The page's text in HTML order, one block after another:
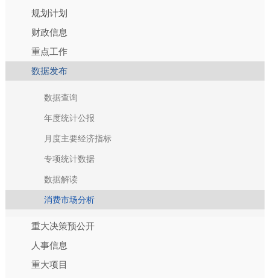
规划计划
财政信息
重点工作
数据发布
数据查询
年度统计公报
月度主要经济指标
专项统计数据
数据解读
消费市场分析
重大决策预公开
人事信息
重大项目